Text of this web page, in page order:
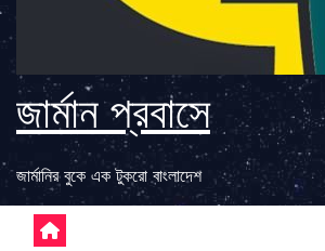
জার্মান প্রবাসে
জার্মানির বুকে এক টুকরো বাংলাদেশ